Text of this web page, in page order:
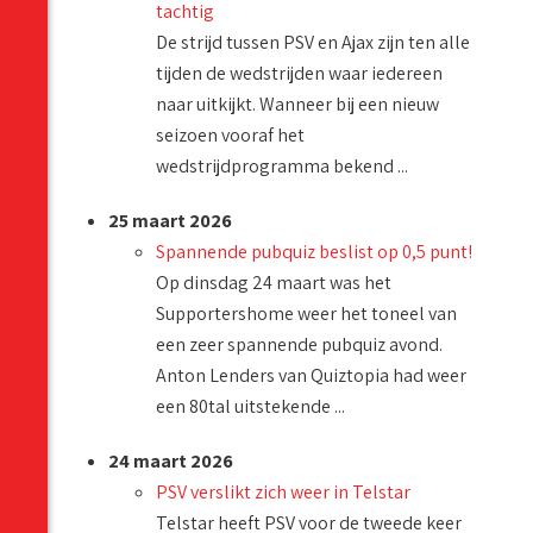
tachtig
De strijd tussen PSV en Ajax zijn ten alle
tijden de wedstrijden waar iedereen
naar uitkijkt. Wanneer bij een nieuw
seizoen vooraf het
wedstrijdprogramma bekend ...
25 maart 2026
Spannende pubquiz beslist op 0,5 punt!
Op dinsdag 24 maart was het
Supportershome weer het toneel van
een zeer spannende pubquiz avond.
Anton Lenders van Quiztopia had weer
een 80tal uitstekende ...
24 maart 2026
PSV verslikt zich weer in Telstar
Telstar heeft PSV voor de tweede keer